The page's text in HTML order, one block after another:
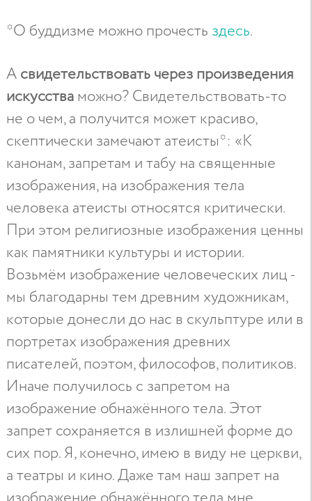
*О буддизме можно прочесть здесь.
Асвидетельствовать через произведения
искусстваможно? Свидетельствовать-то
не о чем, а получится может красиво,
скептически замечают атеисты*: «К
канонам, запретам и табу на священные
изображения, на изображения тела
человека атеисты относятся критически.
При этом религиозные изображения ценны
как памятники культуры и истории.
Возьмём изображение человеческих лиц -
мы благодарны тем древним художникам,
которые донесли до нас в скульптуре или в
портретах изображения древних
писателей, поэтом, философов, политиков.
Иначе получилось с запретом на
изображение обнажённого тела. Этот
запрет сохраняется в излишней форме до
сих пор. Я, конечно, имею в виду не церкви,
а театры и кино. Даже там наш запрет на